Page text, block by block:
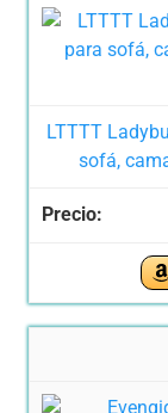
LTTTT
sofá,